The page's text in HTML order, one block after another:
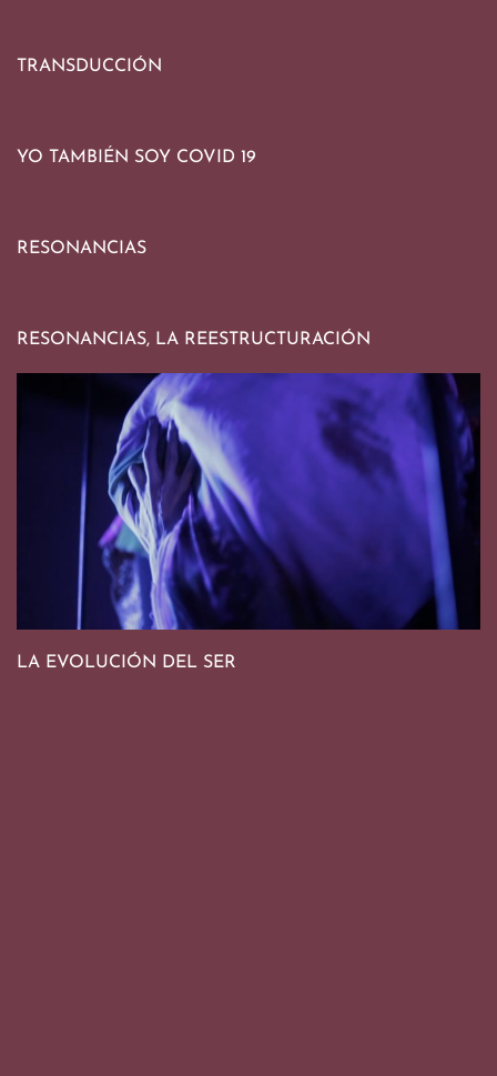
TRANSDUCCIÓN
YO TAMBIÉN SOY COVID 19
RESONANCIAS
RESONANCIAS, LA REESTRUCTURACIÓN
LA EVOLUCIÓN DEL SER